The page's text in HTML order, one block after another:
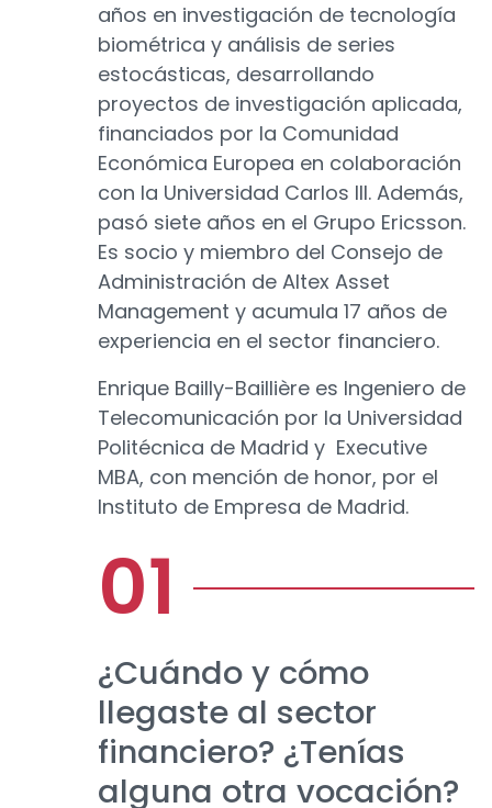
años en investigación de tecnología
biométrica y análisis de series
estocásticas, desarrollando
proyectos de investigación aplicada,
financiados por la Comunidad
Económica Europea en colaboración
con la Universidad Carlos III. Además,
pasó siete años en el Grupo Ericsson.
Es socio y miembro del Consejo de
Administración de Altex Asset
Management y acumula 17 años de
experiencia en el sector financiero.
Enrique Bailly-Baillière es Ingeniero de
Telecomunicación por la Universidad
Politécnica de Madrid y Executive
MBA, con mención de honor, por el
Instituto de Empresa de Madrid.
¿Cuándo y cómo
llegaste al sector
financiero? ¿Tenías
alguna otra vocación?